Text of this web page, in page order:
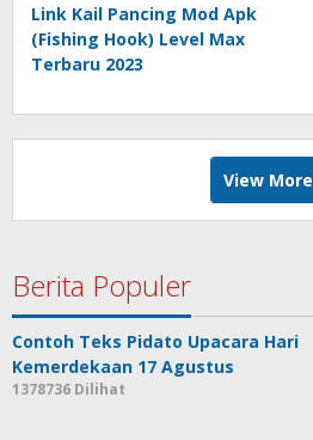
Link Kail Pancing Mod Apk
(Fishing Hook) Level Max
Terbaru 2023
View More
Berita Populer
Contoh Teks Pidato Upacara Hari
Kemerdekaan 17 Agustus
1378736 Dilihat